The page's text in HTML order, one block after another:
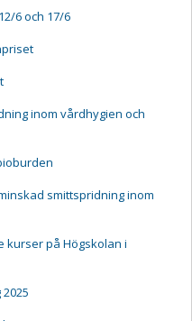
6 och 17/6
inom vårdhygien och
smittspridning inom
kurser på Högskolan i